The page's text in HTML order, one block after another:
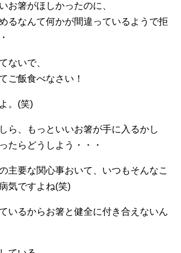
お箸がほしかったのに、
るなんて何かが間違っているようで拒
ないで、
ご飯食べなさい！
。(笑)
ら、もっといいお箸が手に入るかし
たらどうしよう・・・
主要な関心事おいて、いつもそんなこ
気ですよね(笑)
いるからお箸と健全に付き合えないん